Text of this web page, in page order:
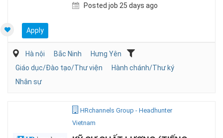
Posted job 25 days ago
Apply
Hà nội Bắc Ninh
Hưng Yên
Giáo dục/Đào tạo/Thư viện
Hành chánh/Thư ký
Nhân sự
HRchannels Group - Headhunter
Vietnam